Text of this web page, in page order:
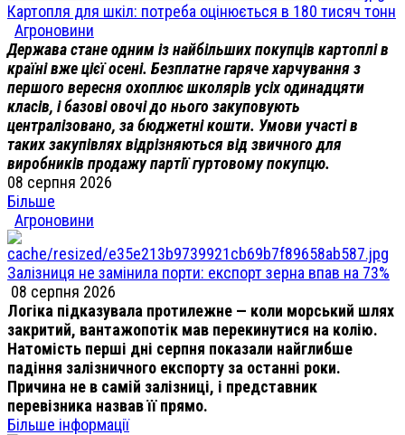
Картопля для шкіл: потреба оцінюється в 180 тисяч тонн
Агроновини
Держава стане одним із найбільших покупців картоплі в
країні вже цієї осені. Безплатне гаряче харчування з
першого вересня охоплює школярів усіх одинадцяти
класів, і базові овочі до нього закуповують
централізовано, за бюджетні кошти. Умови участі в
таких закупівлях відрізняються від звичного для
виробників продажу партії гуртовому покупцю.
08 серпня 2026
Більше
Агроновини
Залізниця не замінила порти: експорт зерна впав на 73%
08 серпня 2026
Логіка підказувала протилежне — коли морський шлях
закритий, вантажопотік мав перекинутися на колію.
Натомість перші дні серпня показали найглибше
падіння залізничного експорту за останні роки.
Причина не в самій залізниці, і представник
перевізника назвав її прямо.
Більше інформації